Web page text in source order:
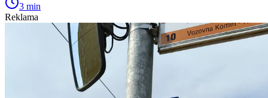
3 min
Reklama